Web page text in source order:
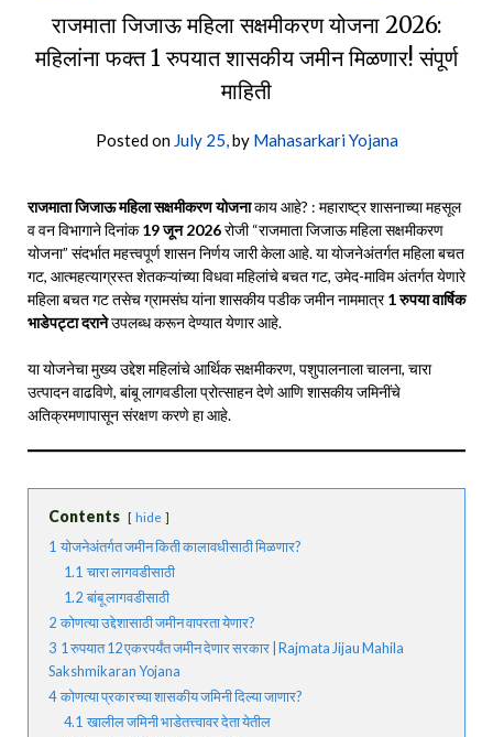
राजमाता जिजाऊ महिला सक्षमीकरण योजना 2026:
महिलांना फक्त 1 रुपयात शासकीय जमीन मिळणार! संपूर्ण
माहिती
Posted on July 25,by Mahasarkari Yojana
राजमाता जिजाऊ महिला सक्षमीकरण योजनाकाय आहे? : महाराष्ट्र शासनाच्या महसूल
व वन विभागाने दिनांक19 जून 2026रोजी “राजमाता जिजाऊ महिला सक्षमीकरण
योजना” संदर्भात महत्त्वपूर्ण शासन निर्णय जारी केला आहे. या योजनेअंतर्गत महिला बचत
गट, आत्महत्याग्रस्त शेतकऱ्यांच्या विधवा महिलांचे बचत गट, उमेद-माविम अंतर्गत येणारे
महिला बचत गट तसेच ग्रामसंघ यांना शासकीय पडीक जमीन नाममात्र1 रुपया वार्षिक
भाडेपट्टा दरानेउपलब्ध करून देण्यात येणार आहे.
या योजनेचा मुख्य उद्देश महिलांचे आर्थिक सक्षमीकरण, पशुपालनाला चालना, चारा
उत्पादन वाढविणे, बांबू लागवडीला प्रोत्साहन देणे आणि शासकीय जमिनींचे
अतिक्रमणापासून संरक्षण करणे हा आहे.
Contents hide
1 योजनेअंतर्गत जमीन किती कालावधीसाठी मिळणार?
1.1 चारा लागवडीसाठी
1.2 बांबू लागवडीसाठी
2 कोणत्या उद्देशासाठी जमीन वापरता येणार?
3 1 रुपयात 12 एकरपर्यंत जमीन देणार सरकार | Rajmata Jijau Mahila
Sakshmikaran Yojana
4 कोणत्या प्रकारच्या शासकीय जमिनी दिल्या जाणार?
4.1 खालील जमिनी भाडेतत्त्वावर देता येतील